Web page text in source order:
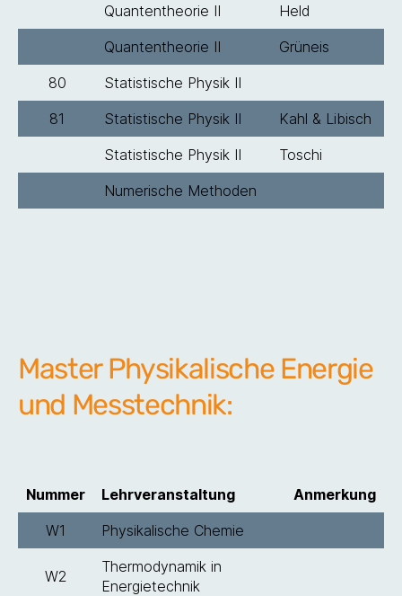
Quantentheorie II
Held
Quantentheorie II
Grüneis
80
Statistische Physik II
81
Statistische Physik II
Kahl & Libisch
Statistische Physik II
Toschi
Numerische Methoden
Master Physikalische Energie
und Messtechnik:
Nummer Lehrveranstaltung
Anmerkung
W1
Physikalische Chemie
W2
Thermodynamik in
Energietechnik